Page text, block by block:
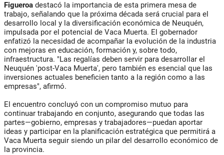
Figueroa destacó la importancia de esta primera mesa de
trabajo, señalando que la próxima década será crucial para el
desarrollo local y la diversificación económica de Neuquén,
impulsada por el potencial de Vaca Muerta. El gobernador
enfatizó la necesidad de acompañar la evolución de la industria
con mejoras en educación, formación y, sobre todo,
infraestructura. "Las regalías deben servir para desarrollar el
Neuquén 'post-Vaca Muerta', pero también es esencial que las
inversiones actuales beneficien tanto a la región como a las
empresas", afirmó.
El encuentro concluyó con un compromiso mutuo para
continuar trabajando en conjunto, asegurando que todas las
partes—gobierno, empresas y trabajadores—puedan aportar
ideas y participar en la planificación estratégica que permitirá a
Vaca Muerta seguir siendo un pilar del desarrollo económico de
la provincia.